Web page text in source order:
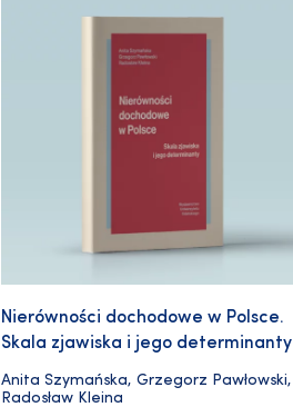
Nierówności dochodowe w Polsce.
Skala zjawiska i jego determinanty
Anita Szymańska,Grzegorz Pawłowski,
Radosław Kleina